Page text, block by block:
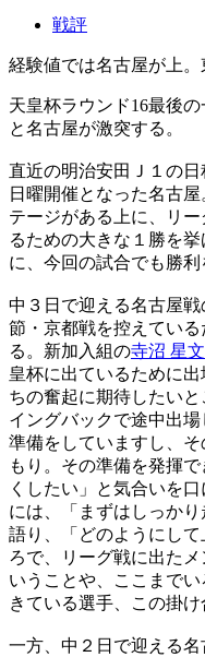
戦評
経験値では名古屋が上
天皇杯ラウンド16最後
と名古屋が激突する。
直近の明治安田Ｊ１の
日曜開催となった名古
テージがある上に、リ
るための大きな１勝を
に、今回の試合でも勝利
中３日で迎える名古屋
節・京都戦を控えてい
る。新加入組の寺沼 星文
皇杯に出ているために
ちの奮起に期待したい
イングバックで途中出場
準備をしていますし、
もり。その準備を発揮
くしたい」と気合いを
には、「まずはしっか
語り、「どのようにし
ろで、リーグ戦に出た
いうことや、ここまで
きている選手、この掛
一方、中２日で迎える